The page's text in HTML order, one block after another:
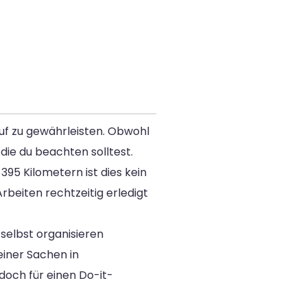
zu gewährleisten. Obwohl
du beachten solltest.
Kilometern ist dies kein
rechtzeitig erledigt
organisieren
Sachen in
für einen Do-it-